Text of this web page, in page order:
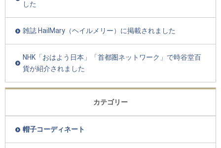
した
雑誌 HailMary（ヘイルメリー）に掲載されました
NHK「おはよう日本」「首都圏ネットワーク」で時谷堂百
貨が紹介されました
カテゴリー
帽子コーディネート